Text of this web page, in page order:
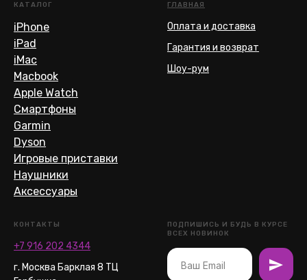
КАТАЛОГ
iPhone
iPad
iMac
Macbook
Apple Watch
Смартфоны
Garmin
Dyson
Игровые приставки
Наушники
Аксессуары
ГЛАВНАЯ
Оплата и доставка
Гарантия и возврат
Шоу-рум
КОНТАКТЫ
+7 916 202 4344
г. Москва Барклая 8 ТЦ
ПОДПИШИСЬ И БУДЬ В КУРСЕ
ВСЕХ НОВИНОК